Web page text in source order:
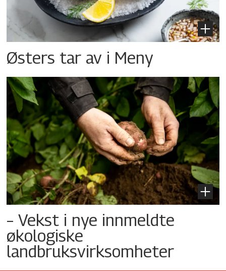
Østers tar av i Meny
– Vekst i nye innmeldte
økologiske
landbruksvirksomheter